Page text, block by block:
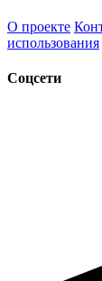
О проекте
использования
Соцсети